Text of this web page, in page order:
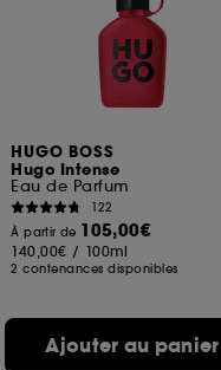
HUGO BOSS
Hugo Intense
Eau de Parfum
122
À partir de 105,00€
140,00€ / 100ml
2 contenances disponibles
Ajouter au panier